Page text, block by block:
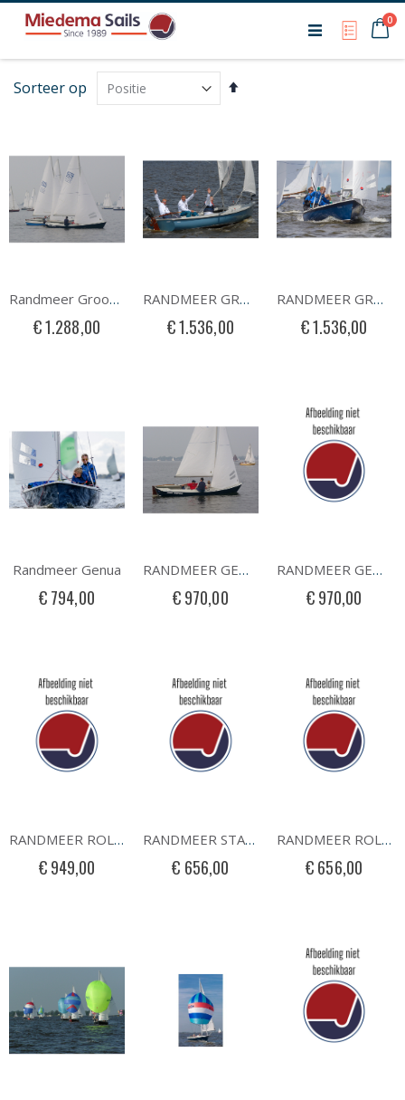
My0
Sorteer op
Van
sorteren
Randmeer Grootzeil
€ 1.288,00
RANDMEER GROOTZEIL SEMI RACE
€ 1.536,00
RANDMEER GROOTZEIL RACE
€ 1.536,00
Randmeer Genua
€ 794,00
RANDMEER GENUA SEMI RACE
€ 970,00
RANDMEER GENUA RACE
€ 970,00
RANDMEER ROLGEUA MET UV
€ 949,00
RANDMEER STAGFOK-STANDAARD
€ 656,00
RANDMEER ROLFOK
€ 656,00